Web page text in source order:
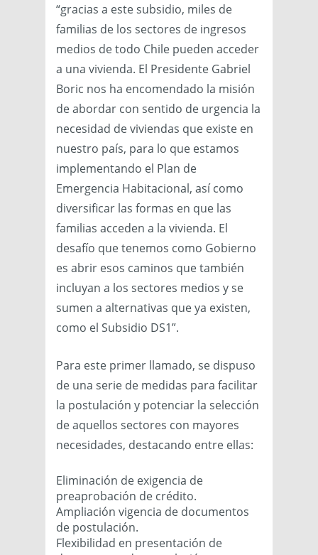
“gracias a este subsidio, miles de
familias de los sectores de ingresos
medios de todo Chile pueden acceder
a una vivienda. El Presidente Gabriel
Boric nos ha encomendado la misión
de abordar con sentido de urgencia la
necesidad de viviendas que existe en
nuestro país, para lo que estamos
implementando el Plan de
Emergencia Habitacional, así como
diversificar las formas en que las
familias acceden a la vivienda. El
desafío que tenemos como Gobierno
es abrir esos caminos que también
incluyan a los sectores medios y se
sumen a alternativas que ya existen,
como el Subsidio DS1”.
Para este primer llamado, se dispuso
de una serie de medidas para facilitar
la postulación y potenciar la selección
de aquellos sectores con mayores
necesidades, destacando entre ellas:
Eliminación de exigencia de
preaprobación de crédito.
Ampliación vigencia de documentos
de postulación.
Flexibilidad en presentación de